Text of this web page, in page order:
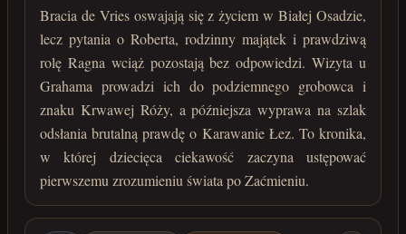
lata 213-215 po Zaćmieniu
Bracia de Vries oswajają się z życiem w Białej Osadzie,
lecz pytania o Roberta, rodzinny majątek i prawdziwą
rolę Ragna wciąż pozostają bez odpowiedzi. Wizyta u
Grahama prowadzi ich do podziemnego grobowca i
znaku Krwawej Róży, a późniejsza wyprawa na szlak
odsłania brutalną prawdę o Karawanie Łez. To kronika,
w której dziecięca ciekawość zaczyna ustępować
pierwszemu zrozumieniu świata po Zaćmieniu.